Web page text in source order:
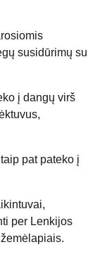
susidūrimų su
į dangų virš
pat pateko į